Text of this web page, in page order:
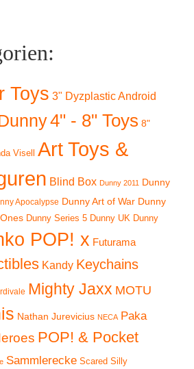
Toys 3" Dyzplastic Android
4" - 8" Toys 8"
Visell
Art Toys &
Blind Box Dunny 2011
Dunny
Apocalypse Dunny Art of War Dunny
Dunny Series 5 Dunny UK Dunny
POP! x Futurama
Kandy Keychains
Mighty Jaxx MOTU
Nathan Jurevicius NECA Paka
POP! & Pocket
Sammlerecke Scared Silly